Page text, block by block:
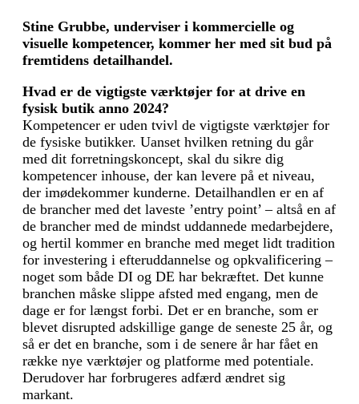
Stine Grubbe, underviser i kommercielle og
visuelle kompetencer, kommer her med sit bud på
fremtidens detailhandel.
Hvad er de vigtigste værktøjer for at drive en
fysisk butik anno 2024?
Kompetencer er uden tvivl de vigtigste værktøjer for
de fysiske butikker. Uanset hvilken retning du går
med dit forretningskoncept, skal du sikre dig
kompetencer inhouse, der kan levere på et niveau,
der imødekommer kunderne. Detailhandlen er en af
de brancher med det laveste ’entry point’ – altså en af
de brancher med de mindst uddannede medarbejdere,
og hertil kommer en branche med meget lidt tradition
for investering i efteruddannelse og opkvalificering –
noget som både DI og DE har bekræftet. Det kunne
branchen måske slippe afsted med engang, men de
dage er for længst forbi. Det er en branche, som er
blevet disrupted adskillige gange de seneste 25 år, og
så er det en branche, som i de senere år har fået en
række nye værktøjer og platforme med potentiale.
Derudover har forbrugeres adfærd ændret sig
markant.